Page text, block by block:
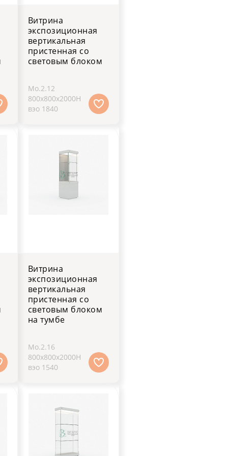
Витрина
экспозиционная
вертикальная
пристенная со
световым блоком
Мо.2.12
800х800х2000H
вэо 1840
Витрина
экспозиционная
вертикальная
пристенная со
световым блоком
на тумбе
Мо.2.16
800х800х2000H
вэо 1540